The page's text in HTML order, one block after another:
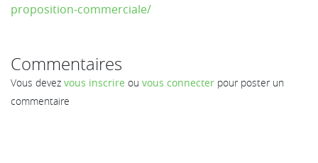
proposition-commerciale/
Commentaires
Vous devez vous inscrire ou vous connecter pour poster un
commentaire